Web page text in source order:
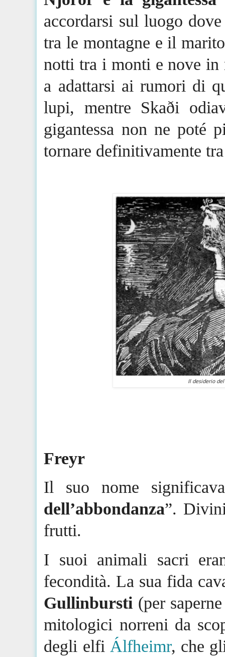
accordarsi sul luogo
tra le montagne e il
notti tra i monti e nove in
a adattarsi ai rumori di
lupi, mentre Skaði
gigantessa non ne poté
tornare definitivamente
Il desiderio
Freyr
Il suo nome
dell’abbondanza”.
frutti.
I suoi animali sacri
fecondità. La sua fida
Gullinbursti (per
mitologici norreni da
degli elfi Álfheimr, che